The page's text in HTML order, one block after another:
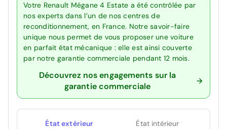
Votre Renault Mégane 4 Estate a été contrôlée par
nos experts dans l’un de nos centres de
reconditionnement, en France. Notre savoir-faire
unique nous permet de vous proposer une voiture
en parfait état mécanique : elle est ainsi couverte
par notre garantie commerciale pendant 12 mois.
Découvrez nos engagements sur la
garantie commerciale
État extérieur État intérieur